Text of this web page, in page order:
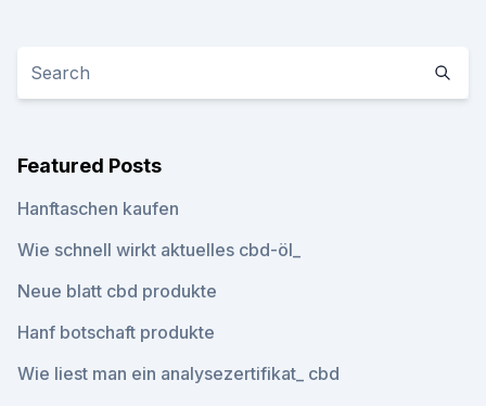
Featured Posts
Hanftaschen kaufen
Wie schnell wirkt aktuelles cbd-öl_
Neue blatt cbd produkte
Hanf botschaft produkte
Wie liest man ein analysezertifikat_ cbd